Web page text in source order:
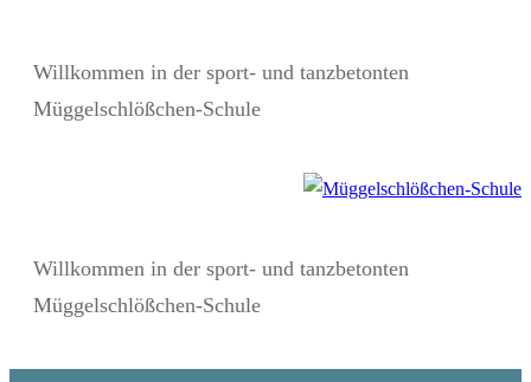
Willkommen in der sport- und tanzbetonten
Müggelschlößchen-Schule
Willkommen in der sport- und tanzbetonten
Müggelschlößchen-Schule